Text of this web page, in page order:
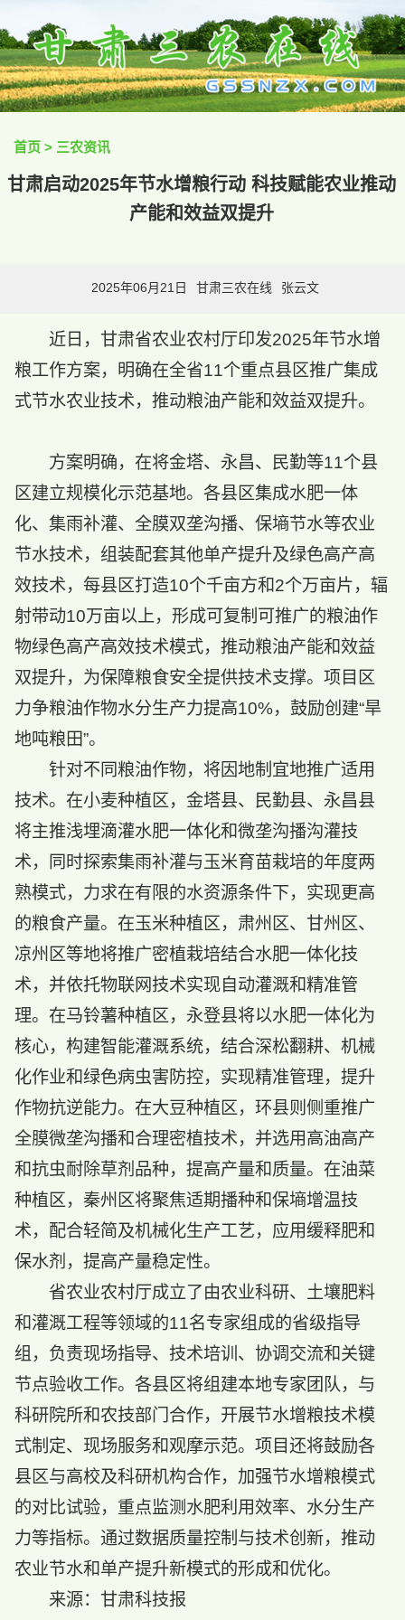
首页 > 三农资讯
甘肃启动2025年节水增粮行动 科技赋能农业推动
产能和效益双提升
2025年06月21日 甘肃三农在线 张云文
近日，甘肃省农业农村厅印发2025年节水增
粮工作方案，明确在全省11个重点县区推广集成
式节水农业技术，推动粮油产能和效益双提升。
方案明确，在将金塔、永昌、民勤等11个县
区建立规模化示范基地。各县区集成水肥一体
化、集雨补灌、全膜双垄沟播、保墒节水等农业
节水技术，组装配套其他单产提升及绿色高产高
效技术，每县区打造10个千亩方和2个万亩片，辐
射带动10万亩以上，形成可复制可推广的粮油作
物绿色高产高效技术模式，推动粮油产能和效益
双提升，为保障粮食安全提供技术支撑。项目区
力争粮油作物水分生产力提高10%，鼓励创建“旱
地吨粮田”。
针对不同粮油作物，将因地制宜地推广适用
技术。在小麦种植区，金塔县、民勤县、永昌县
将主推浅埋滴灌水肥一体化和微垄沟播沟灌技
术，同时探索集雨补灌与玉米育苗栽培的年度两
熟模式，力求在有限的水资源条件下，实现更高
的粮食产量。在玉米种植区，肃州区、甘州区、
凉州区等地将推广密植栽培结合水肥一体化技
术，并依托物联网技术实现自动灌溉和精准管
理。在马铃薯种植区，永登县将以水肥一体化为
核心，构建智能灌溉系统，结合深松翻耕、机械
化作业和绿色病虫害防控，实现精准管理，提升
作物抗逆能力。在大豆种植区，环县则侧重推广
全膜微垄沟播和合理密植技术，并选用高油高产
和抗虫耐除草剂品种，提高产量和质量。在油菜
种植区，秦州区将聚焦适期播种和保墒增温技
术，配合轻简及机械化生产工艺，应用缓释肥和
保水剂，提高产量稳定性。
省农业农村厅成立了由农业科研、土壤肥料
和灌溉工程等领域的11名专家组成的省级指导
组，负责现场指导、技术培训、协调交流和关键
节点验收工作。各县区将组建本地专家团队，与
科研院所和农技部门合作，开展节水增粮技术模
式制定、现场服务和观摩示范。项目还将鼓励各
县区与高校及科研机构合作，加强节水增粮模式
的对比试验，重点监测水肥利用效率、水分生产
力等指标。通过数据质量控制与技术创新，推动
农业节水和单产提升新模式的形成和优化。
来源：甘肃科技报